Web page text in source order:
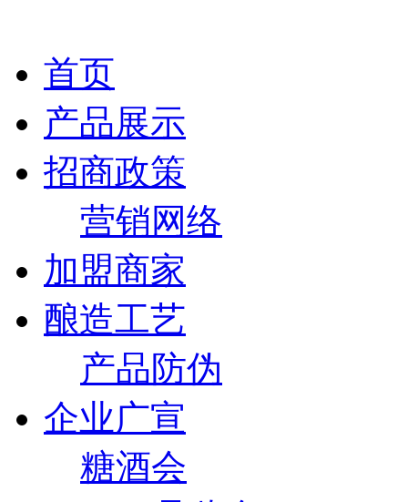
首页
产品展示
招商政策
营销网络
加盟商家
酿造工艺
产品防伪
企业广宣
糖酒会